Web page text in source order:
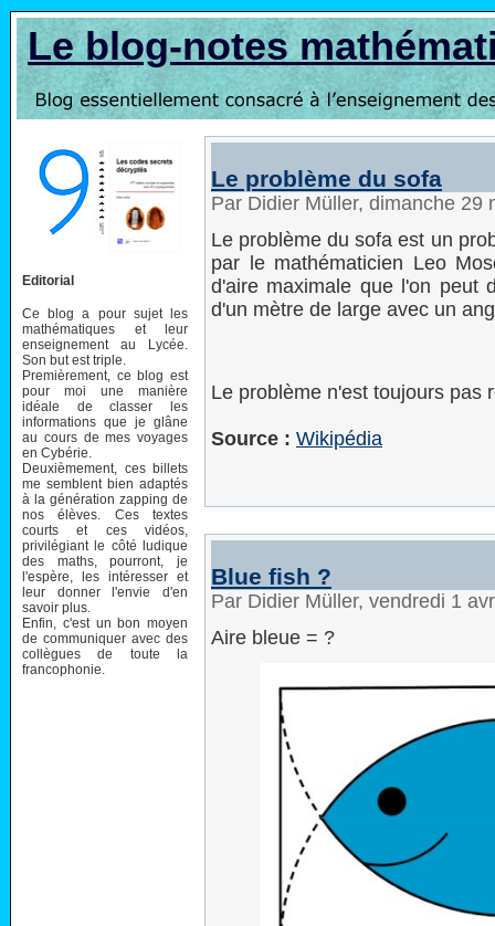
Le blog-notes
Editorial
Ce blog a pour sujet les
mathématiques et leur
enseignement au Lycée.
Son but est triple.
Premièrement, ce blog est
pour moi une manière
idéale de classer les
informations que je glâne
au cours de mes voyages
en Cybérie.
Deuxièmement, ces billets
me semblent bien adaptés
à la génération zapping de
nos élèves. Ces textes
courts et ces vidéos,
privilégiant le côté ludique
des maths, pourront, je
l'espère, les intéresser et
leur donner l'envie d'en
savoir plus.
Enfin, c'est un bon moyen
de communiquer avec des
collègues de toute la
francophonie.
Le problème du sofa
Par Didier Müller, dimanche 29
Le problème du sofa est un
par le mathématicien Leo
d'aire maximale que l'on peut
d'un mètre de large avec un
Le problème n'est toujours pas
Source : Wikipédia
Blue fish ?
Par Didier Müller, vendredi 1
Aire bleue = ?